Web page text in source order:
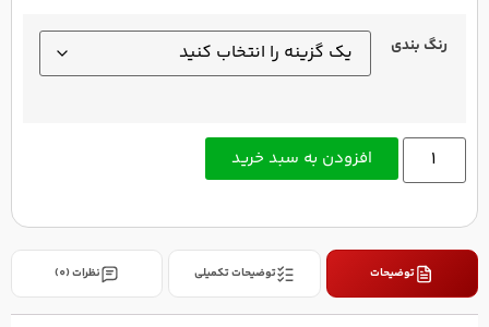
رنگ بندی
افزودن به سبد خرید
توضیحات توضیحات تکمیلی نظرات (0)